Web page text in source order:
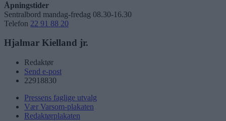
Åpningstider
Sentralbord mandag-fredag 08.30-16.30
Telefon 22 91 88 20
Hjalmar Kielland jr.
Redaktør
Send e-post
22918830
Pressens faglige utvalg
Vær Varsom-plakaten
Redaktørplakaten